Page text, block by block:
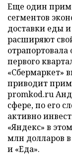
Еще один
сегментов
доставки еды
расширяют
отрапортовала
первого
«Сбермаркет»
приводит
promkod.ru
сфере, по его
активно
«Яндекс» в
млн долларов
и «Еда».